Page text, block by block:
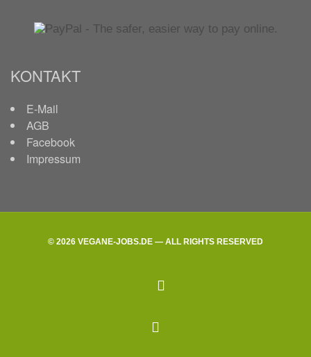
KONTAKT
E-Mail
AGB
Facebook
Impressum
© 2026 VEGANE-JOBS.DE — ALL RIGHTS RESERVED